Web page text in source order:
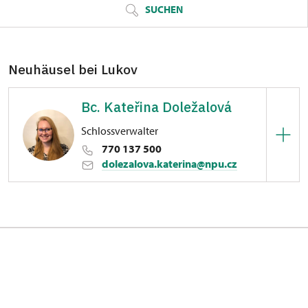
SUCHEN
Neuhäusel bei Lukov
Bc. Kateřina Doležalová
Schlossverwalter
770 137 500
dolezalova.katerina@npu.cz